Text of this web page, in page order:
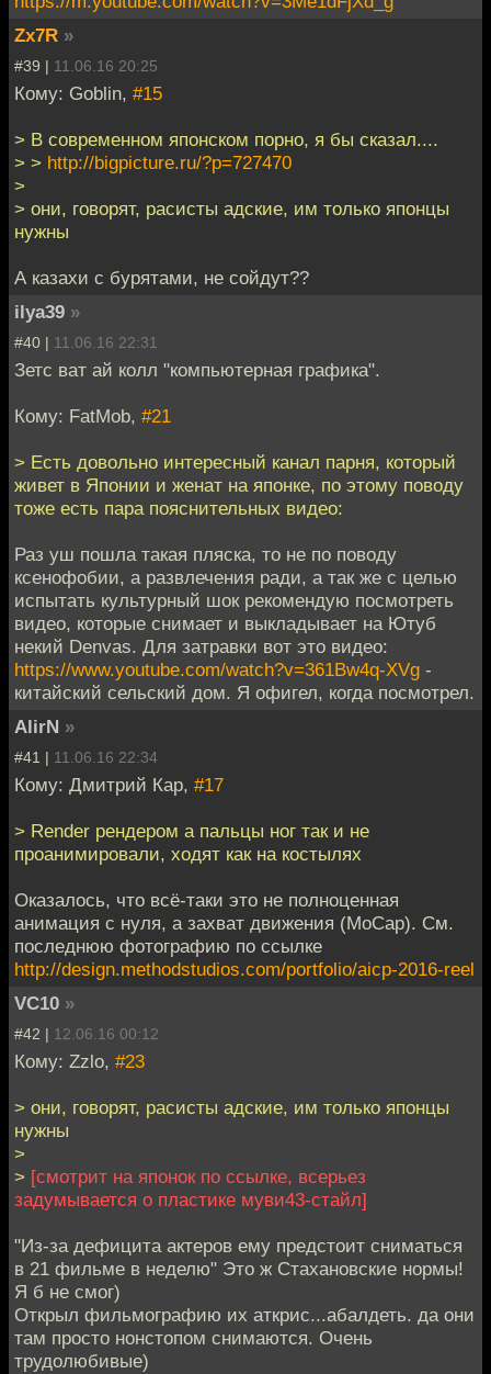
Zx7R »
#39 | 11.06.16 20:25
Кому: Goblin, #15
> В современном японском порно, я бы сказал....
> > http://bigpicture.ru/?p=727470
>
> они, говорят, расисты адские, им только японцы
нужны
А казахи с бурятами, не сойдут??
ilya39 »
#40 | 11.06.16 22:31
Зетс ват ай колл "компьютерная графика".
Кому: FatMob, #21
> Есть довольно интересный канал парня, который
живет в Японии и женат на японке, по этому поводу
тоже есть пара пояснительных видео:
Раз уш пошла такая пляска, то не по поводу
ксенофобии, а развлечения ради, а так же с целью
испытать культурный шок рекомендую посмотреть
видео, которые снимает и выкладывает на Ютуб
некий Denvas. Для затравки вот это видео:
https://www.youtube.com/watch?v=361Bw4q-XVg -
китайский сельский дом. Я офигел, когда посмотрел.
AlirN »
#41 | 11.06.16 22:34
Кому: Дмитрий Кар, #17
> Render рендером а пальцы ног так и не
проанимировали, ходят как на костылях
Оказалось, что всё-таки это не полноценная
анимация с нуля, а захват движения (MoCap). См.
последнюю фотографию по ссылке
http://design.methodstudios.com/portfolio/aicp-2016-reel
VC10 »
#42 | 12.06.16 00:12
Кому: Zzlo, #23
> они, говорят, расисты адские, им только японцы
нужны
>
> [смотрит на японок по ссылке, всерьез
задумывается о пластике муви43-стайл]
"Из-за дефицита актеров ему предстоит сниматься
в 21 фильме в неделю" Это ж Стахановские нормы!
Я б не смог)
Открыл фильмографию их аткрис...абалдеть. да они
там просто нонстопом снимаются. Очень
трудолюбивые)